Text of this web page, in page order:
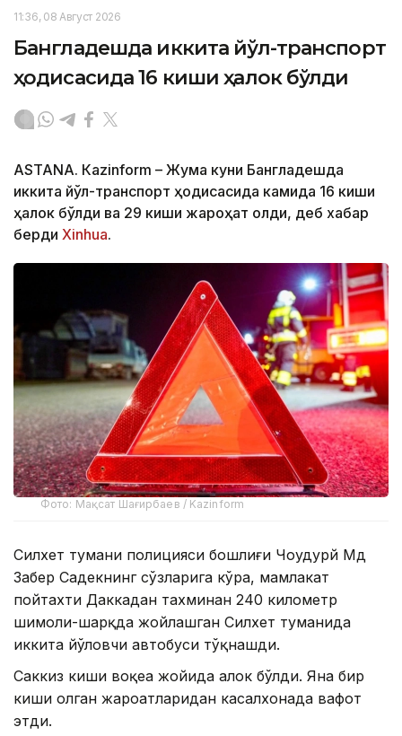
11:36, 08 Август 2026
Бангладешда иккита йўл-транспорт
ҳодисасида 16 киши ҳалок бўлди
ASTANА. Кazinform – Жума куни Бангладешда
иккита йўл-транспорт ҳодисасида камида 16 киши
ҳалок бўлди ва 29 киши жароҳат олди, деб хабар
берди Xinhua.
Фото: Мақсат Шағирбаев / Kazinform
Силхет тумани полицияси бошлиғи Чоудҳурй Мд
Забер Садекнинг сўзларига кўра, мамлакат
пойтахти Даккадан тахминан 240 километр
шимоли-шарқда жойлашган Силхет туманида
иккита йўловчи автобуси тўқнашди.
Саккиз киши воқеа жойида ҳалок бўлди. Яна бир
киши олган жароҳатларидан касалхонада вафот
этди.